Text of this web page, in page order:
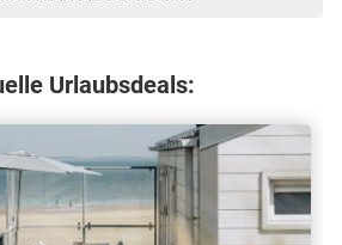
Urlaubsdeals: